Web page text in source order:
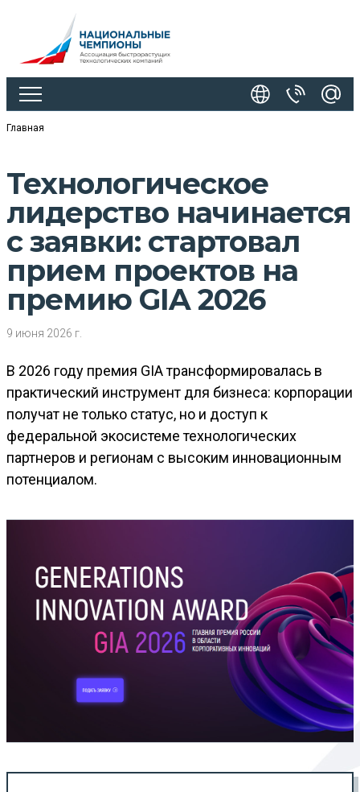
Главная
Технологическое
лидерство начинается
с заявки: стартовал
прием проектов на
премию GIA 2026
9 июня 2026 г.
В 2026 году премия GIA трансформировалась в
практический инструмент для бизнеса: корпорации
получат не только статус, но и доступ к
федеральной экосистеме технологических
партнеров и регионам с высоким инновационным
потенциалом.